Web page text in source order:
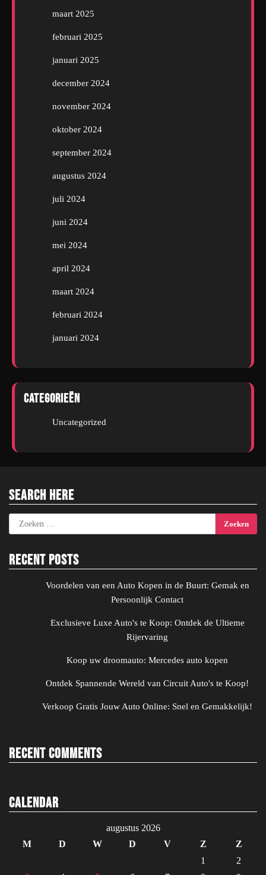
maart 2025
februari 2025
januari 2025
december 2024
november 2024
oktober 2024
september 2024
augustus 2024
juli 2024
juni 2024
mei 2024
april 2024
maart 2024
februari 2024
januari 2024
Categorieën
Uncategorized
Search Here
Zoeken
naar:
Recent Posts
Voordelen van een Auto Kopen in de Buurt: Gemak en
Persoonlijk Contact
Exclusieve Luxe Auto's te Koop: Ontdek de Ultieme
Rijervaring
Koop uw droomauto: Mercedes auto kopen
Ontdek Spannende Wereld van Circuit Auto's te Koop!
Verkoop Gratis Jouw Auto Online: Snel en Gemakkelijk!
Recent Comments
Calendar
augustus 2026
M
D W D V Z
Z
1
2